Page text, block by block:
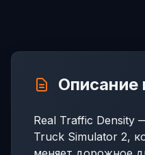
Описание
Real Traffic Density
Truck Simulator 2,